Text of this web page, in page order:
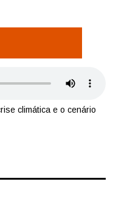
climática e o cenário